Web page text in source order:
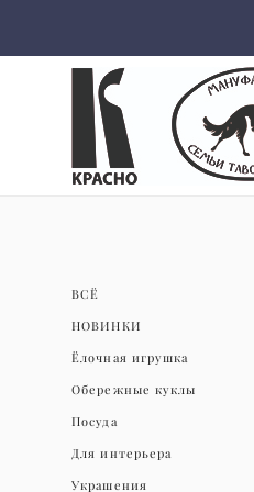
ВСЁ
НОВИНКИ
Ёлочная игрушка
Обережные куклы
Посуда
Для интерьера
Украшения